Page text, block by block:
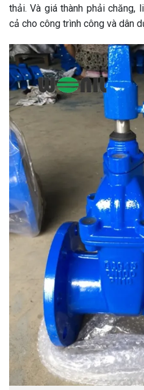
thải. Và giá thành phải chăng,
cả cho công trình công và dân